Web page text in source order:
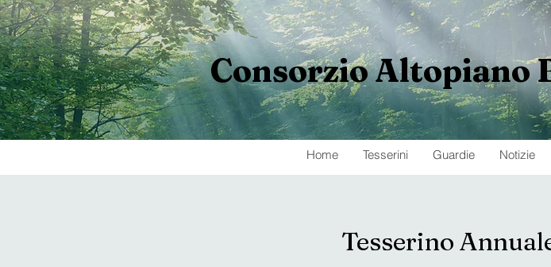
ConsorzioAltopiano
Home Tesserini Guardie Notizie
Tesserino